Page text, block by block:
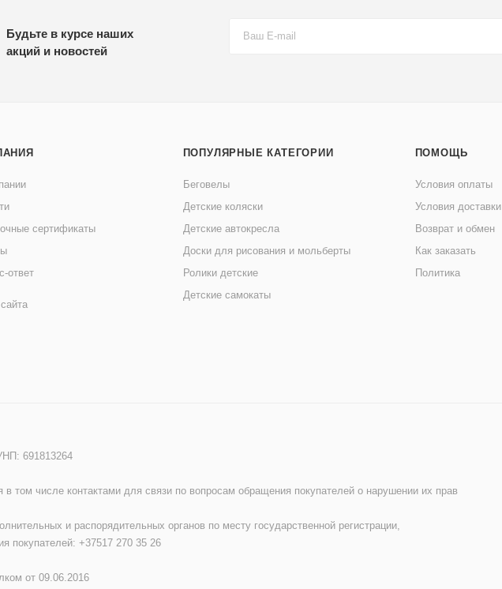
Будьте в курсе наших
акций и новостей
сертификаты
ответ
ПОПУЛЯРНЫЕ КАТЕГОРИИ
Беговелы
Детские коляски
Детские автокресла
Доски для рисования и мольберты
Ролики детские
Детские самокаты
ПОМОЩЬ
Условия оплаты
Условия доставки
Возврат и обмен
Как заказать
Политика
691813264
том числе контактами для связи по вопросам обращения покупателей о нарушении их прав
и распорядительных органов по месту государственной регистрации,
покупателей: +37517 270 35 26
от 09.06.2016